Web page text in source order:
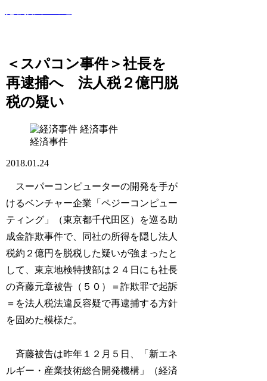
＜スパコン事件＞社長を
再逮捕へ 法人税２億円脱
税の疑い
経済事件
経済事件
2018.01.24
スーパーコンピューターの開発を手が
けるベンチャー企業「ペジーコンピュー
ティング」（東京都千代田区）を巡る助
成金詐欺事件で、同社の所得を隠し法人
税約２億円を脱税した疑いが強まったと
して、東京地検特捜部は２４日にも社長
の斉藤元章被告（５０）＝詐欺罪で起訴
＝を法人税法違反容疑で再逮捕する方針
を固めた模様だ。
斉藤被告は昨年１２月５日、「新エネ
ルギー・産業技術総合開発機構」（経済